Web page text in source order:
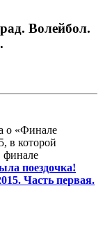
Волейбол.
о «Финале
в которой
финале
поездочка!
Часть первая.